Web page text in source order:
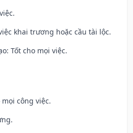
khai trương hoặc cầu tài lộc.
Tốt cho mọi việc.
mọi công việc.